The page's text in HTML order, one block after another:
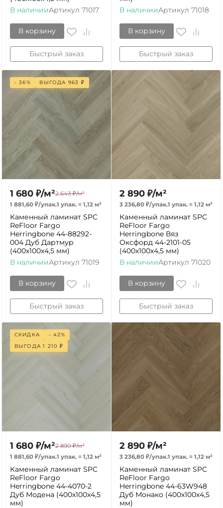
В наличииАртикул 71017
В корзину
Быстрый заказ
В наличииАртикул 71018
В корзину
Быстрый заказ
- 36% ВЫГОДА 963 ₽
1 680 ₽/м²2 643 ₽/м²
1 881,60 ₽/упак.1 упак. = 1,12 м²
Каменный ламинат SPC
ReFloor Fargo
Herringbone 44-88292-
004 Дуб Дартмур
(400х100х4,5 мм)
В наличииАртикул 71019
В корзину
Быстрый заказ
2 890 ₽/м²
3 236,80 ₽/упак.1 упак. = 1,12 м²
Каменный ламинат SPC
ReFloor Fargo
Herringbone Вяз
Оксфорд 44-2101-05
(400х100х4,5 мм)
В наличииАртикул 71020
В корзину
Быстрый заказ
СКИДКА
- 42%
ВЫГОДА1 210 ₽
1 680 ₽/м²2 890 ₽/м²
1 881,60 ₽/упак.1 упак. = 1,12 м²
Каменный ламинат SPC
ReFloor Fargo
Herringbone 44-4070-2
Дуб Модена (400х100х4,5
мм)
2 890 ₽/м²
3 236,80 ₽/упак.1 упак. = 1,12 м²
Каменный ламинат SPC
ReFloor Fargo
Herringbone 44-63W948
Дуб Монако (400х100х4,5
мм)